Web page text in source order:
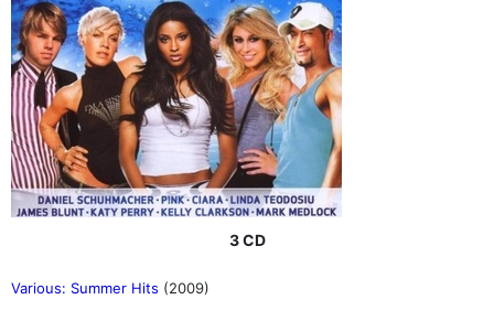
3 CD
Various: Summer Hits (2009)